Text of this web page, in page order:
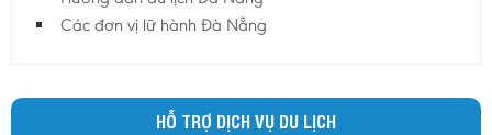
Các đơn vị lữ hành Đà Nẵng
HỖ TRỢ DỊCH VỤ DU LỊCH